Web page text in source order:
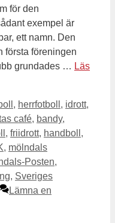
för den
exempel är
ett namn. Den
första föreningen
grundades … Läs
, herrfotboll , idrott,
café, bandy,
, friidrott, handboll ,
, mölndals
Posten,
, Sveriges
Lämna en